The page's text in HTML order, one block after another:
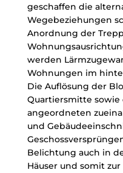
geschaffen die
Wegebeziehungen
Anordnung der
werden
Wohnungen im
Die Auflösung der
Quartiersmitte
angeordneten
und
Belichtung auch in
Häuser und somit